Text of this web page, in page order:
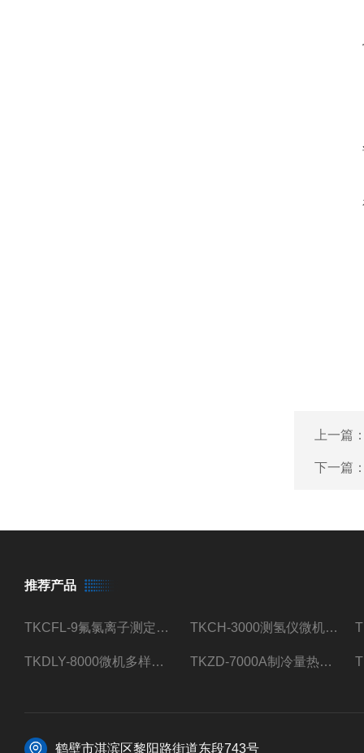
上一篇
下一篇
推荐产品
TKCFL-9氟氯离子测定仪自动煤质检测 TKCH-3000测氢仪微机氢元素测定煤质检测
TKDLY-8000微机多样测硫仪自动定硫仪化验室硫含量测定 TKZD-7000A制冷量热仪自动升降热值仪煤质检测
鹤壁市淇滨区黎阳路街道东段743号